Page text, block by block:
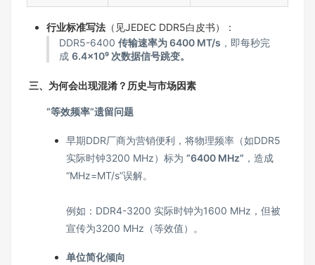
行业标准写法 （见JEDEC DDR5白皮书）：
DDR5-6400 传输速率为 6400 MT/s ，即每秒完
成 6.4×10⁹ 次数据信号跳变。
️ 三、为何会出现混淆？历史与市场因素
“等效频率”遗留问题
早期DDR厂商为营销便利，将物理频率（如DDR5
实际时钟3200 MHz）标为 “6400 MHz” ，造成
“MHz=MT/s”误解。
例如：DDR4-3200 实际时钟为1600 MHz，但被
宣传为3200 MHz（等效值）。
单位简化倾向